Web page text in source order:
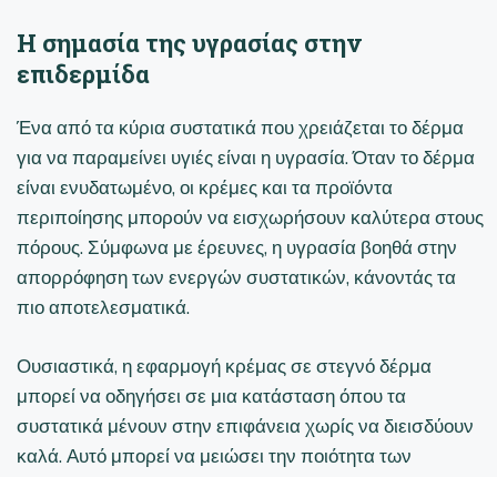
Η σημασία της υγρασίας στην
επιδερμίδα
Ένα από τα κύρια συστατικά που χρειάζεται το δέρμα
για να παραμείνει υγιές είναι η υγρασία. Όταν το δέρμα
είναι ενυδατωμένο, οι κρέμες και τα προϊόντα
περιποίησης μπορούν να εισχωρήσουν καλύτερα στους
πόρους. Σύμφωνα με έρευνες, η υγρασία βοηθά στην
απορρόφηση των ενεργών συστατικών, κάνοντάς τα
πιο αποτελεσματικά.
Ουσιαστικά, η εφαρμογή κρέμας σε στεγνό δέρμα
μπορεί να οδηγήσει σε μια κατάσταση όπου τα
συστατικά μένουν στην επιφάνεια χωρίς να διεισδύουν
καλά. Αυτό μπορεί να μειώσει την ποιότητα των